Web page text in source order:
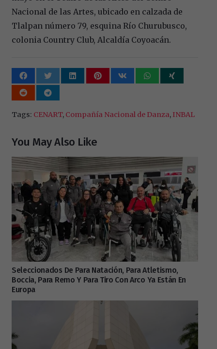
Nacional de las Artes, ubicado en calzada de
Tlalpan número 79, esquina Río Churubusco,
colonia Country Club, Alcaldía Coyoacán.
Tags: CENART, Compañía Nacional de Danza, INBAL
You May Also Like
Seleccionados De Para Natación, Para Atletismo,
Boccia, Para Remo Y Para Tiro Con Arco Ya Están En
Europa